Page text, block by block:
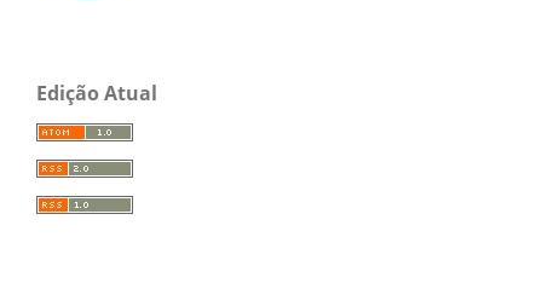
Edição Atual